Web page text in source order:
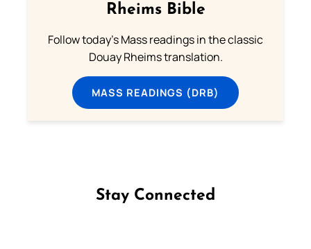
Rheims Bible
Follow today's Mass readings in the classic
Douay Rheims translation.
MASS READINGS (DRB)
Stay Connected